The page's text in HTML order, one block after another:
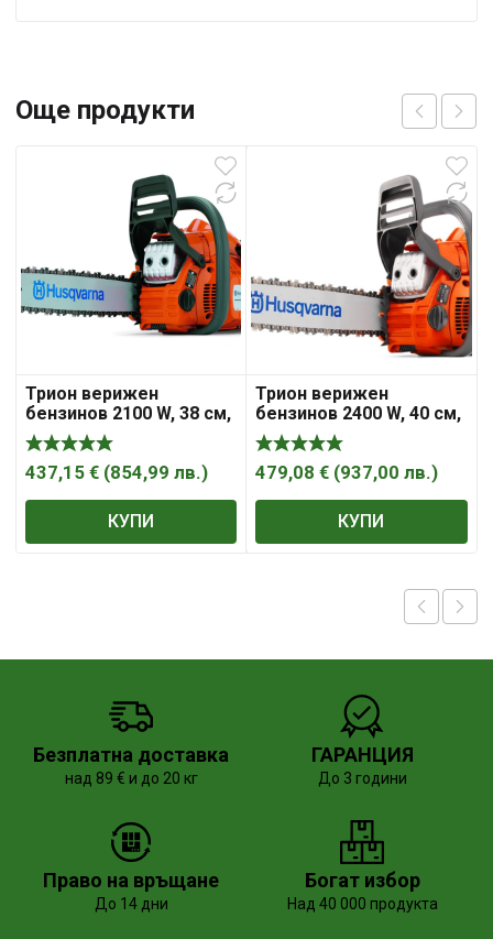
Още продукти
Трион верижен
бензинов 2100 W, 38 см,
0.325 „, 445 e II ,
Husqvarna
437,15 € (854,99 лв.)
КУПИ
Трион верижен
бензинов 2400 W, 40 см,
3/8 „, 450E ll , Husqvarna
479,08€ (937,00лв.)
КУПИ
Безплатна доставка
над 89 € и до 20 кг
ГАРАНЦИЯ
До 3 години
Право на връщане
До 14 дни
Богат избор
Над 40 000 продукта